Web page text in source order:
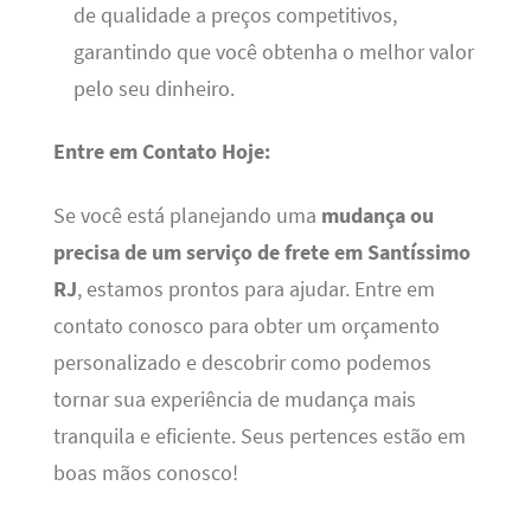
de qualidade a preços competitivos,
garantindo que você obtenha o melhor valor
pelo seu dinheiro.
Entre em Contato Hoje:
Se você está planejando uma mudança ou
precisa de um serviço de frete em Santíssimo
RJ, estamos prontos para ajudar. Entre em
contato conosco para obter um orçamento
personalizado e descobrir como podemos
tornar sua experiência de mudança mais
tranquila e eficiente. Seus pertences estão em
boas mãos conosco!